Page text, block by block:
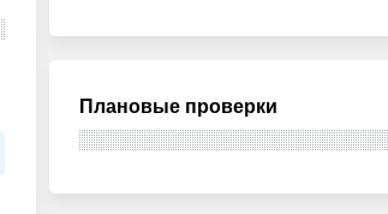
Плановые проверки